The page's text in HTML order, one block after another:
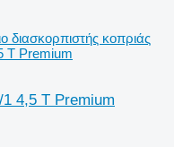
διασκορπιστής κοπριάς
T Premium
4,5 T Premium